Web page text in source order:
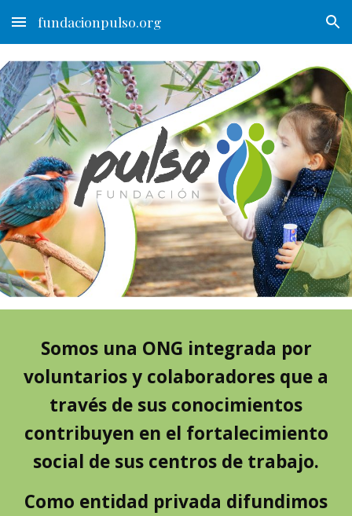
Skip to main content Skip to navigation
fundacionpulso.org
Somos una ONG integrada por
voluntarios y colaboradores que a
través de sus conocimientos
contribuyen en el fortalecimiento
social de sus centros de trabajo.
Como entidad privada difundimos